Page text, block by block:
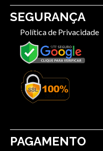
SEGURANÇA
Política de Privacidade
PAGAMENTO